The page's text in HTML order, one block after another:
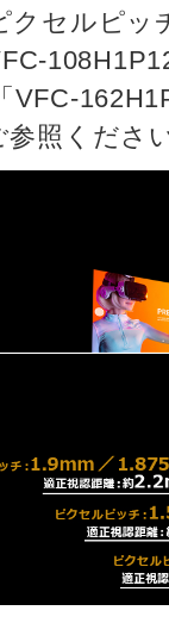
クセルピ
VFC-
参照くださ